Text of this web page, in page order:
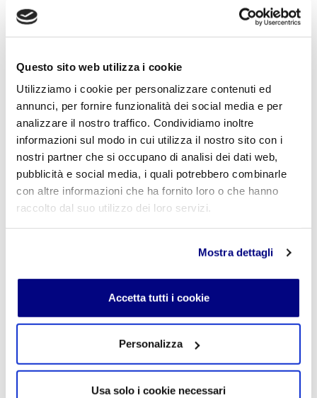
Questo sito web utilizza i cookie
Utilizziamo i cookie per personalizzare contenuti ed
annunci, per fornire funzionalità dei social media e per
analizzare il nostro traffico. Condividiamo inoltre
informazioni sul modo in cui utilizza il nostro sito con i
nostri partner che si occupano di analisi dei dati web,
pubblicità e social media, i quali potrebbero combinarle
con altre informazioni che ha fornito loro o che hanno
raccolto dal suo utilizzo dei loro servizi.
Mostra dettagli
Accetta tutti i cookie
Personalizza
Usa solo i cookie necessari
USCITA DIDATTICO SPORTIVA PALESTRA DI
ARRAMPICATA
7 novembre 2022
Nelle date9 novembre e 29 novembre 2022, gli
studenti delle classi 5^ e 4^ dellaScuola S.
Freudparteciperanno all’uscita didattica presso
lapalestra di arrampicata "Manga Climbing",sita a